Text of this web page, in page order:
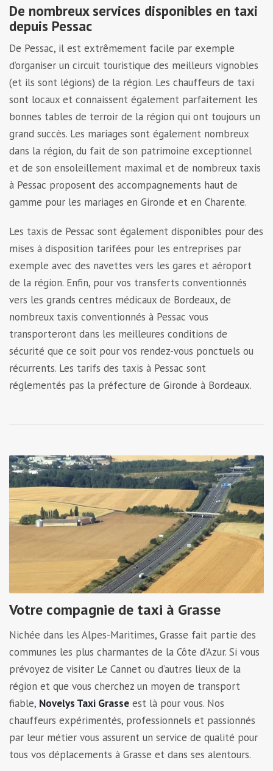
De nombreux services disponibles en taxi
depuis Pessac
De Pessac, il est extrêmement facile par exemple
d’organiser un circuit touristique des meilleurs vignobles
(et ils sont légions) de la région. Les chauffeurs de taxi
sont locaux et connaissent également parfaitement les
bonnes tables de terroir de la région qui ont toujours un
grand succès. Les mariages sont également nombreux
dans la région, du fait de son patrimoine exceptionnel
et de son ensoleillement maximal et de nombreux taxis
à Pessac proposent des accompagnements haut de
gamme pour les mariages en Gironde et en Charente.
Les taxis de Pessac sont également disponibles pour des
mises à disposition tarifées pour les entreprises par
exemple avec des navettes vers les gares et aéroport
de la région. Enfin, pour vos transferts conventionnés
vers les grands centres médicaux de Bordeaux, de
nombreux taxis conventionnés à Pessac vous
transporteront dans les meilleures conditions de
sécurité que ce soit pour vos rendez-vous ponctuels ou
récurrents. Les tarifs des taxis à Pessac sont
réglementés pas la préfecture de Gironde à Bordeaux.
Votre compagnie de taxi à Grasse
Nichée dans les Alpes-Maritimes, Grasse fait partie des
communes les plus charmantes de la Côte d’Azur. Si vous
prévoyez de visiter Le Cannet ou d’autres lieux de la
région et que vous cherchez un moyen de transport
fiable, Novelys Taxi Grasse est là pour vous. Nos
chauffeurs expérimentés, professionnels et passionnés
par leur métier vous assurent un service de qualité pour
tous vos déplacements à Grasse et dans ses alentours.